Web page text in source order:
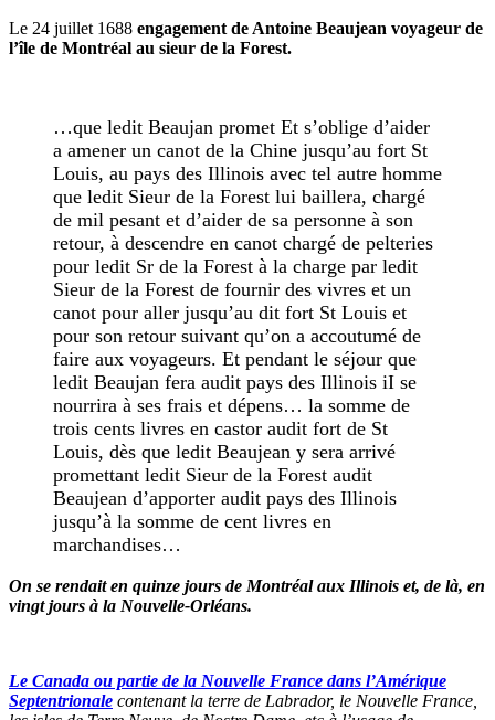
Le 24 juillet 1688 engagement de Antoine Beaujean voyageur de
l’île de Montréal au sieur de la Forest.
…que ledit Beaujan promet Et s’oblige d’aider
a amener un canot de la Chine jusqu’au fort St
Louis, au pays des Illinois avec tel autre homme
que ledit Sieur de la Forest lui baillera, chargé
de mil pesant et d’aider de sa personne à son
retour, à descendre en canot chargé de pelteries
pour ledit Sr de la Forest à la charge par ledit
Sieur de la Forest de fournir des vivres et un
canot pour aller jusqu’au dit fort St Louis et
pour son retour suivant qu’on a accoutumé de
faire aux voyageurs. Et pendant le séjour que
ledit Beaujan fera audit pays des Illinois iI se
nourrira à ses frais et dépens… la somme de
trois cents livres en castor audit fort de St
Louis, dès que ledit Beaujean y sera arrivé
promettant ledit Sieur de la Forest audit
Beaujean d’apporter audit pays des Illinois
jusqu’à la somme de cent livres en
marchandises…
On se rendait en quinze jours de Montréal aux Illinois et, de là, en
vingt jours à la Nouvelle-Orléans.
Le Canada ou partie de la Nouvelle France dans l’Amérique
Septentrionale contenant la terre de Labrador, le Nouvelle France,